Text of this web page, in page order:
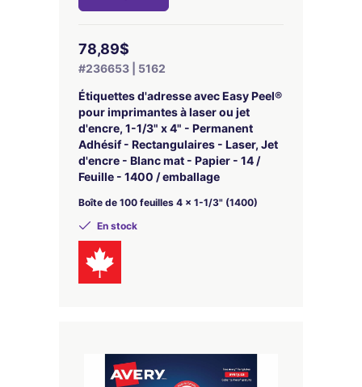
78,89$
#236653 | 5162
Étiquettes d'adresse avec Easy Peel®
pour imprimantes à laser ou jet
d'encre, 1-1/3" x 4" - Permanent
Adhésif - Rectangulaires - Laser, Jet
d'encre - Blanc mat - Papier - 14 /
Feuille - 1400 / emballage
Boîte de 100 feuilles 4 x 1-1/3" (1400)
En stock